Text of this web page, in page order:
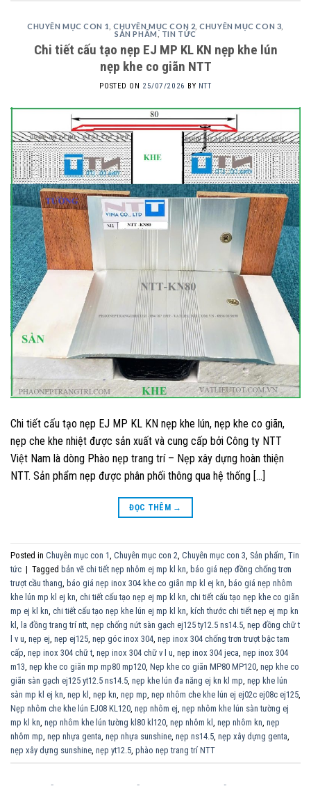
CHUYÊN MỤC CON 1 ,CHUYÊN MỤC CON 2 ,CHUYÊN MỤC CON 3
SẢN PHẨM , TIN TỨC
Chi tiết cấu tạo nẹp EJ MP KL KN nẹp khe lún
nẹp khe co giãn NTT
POSTED ON 25/07/2026 BY NTT
Chi tiết cấu tạo nẹp EJ MP KL KN nẹp khe lún, nẹp khe co giãn,
nẹp che khe nhiệt được sản xuất và cung cấp bởi Công ty NTT
Việt Nam là dòng Phào nẹp trang trí – Nẹp xây dựng hoàn thiện
NTT. Sản phẩm nẹp được phân phối thông qua hệ thống […]
ĐỌC THÊM →
Posted in Chuyên mục con 1 Chuyên mục con 2 Chuyên mục con 3 Sản phẩm Tin
tức | Tagged bản vẽ chi tiết nẹp nhôm ej mp kl kn báo giá nẹp đồng chống trơn
trượt cầu thang báo giá nẹp inox 304 khe co giãn mp kl ej kn báo giá nẹp nhôm
khe lún mp kl ej kn chi tiết cấu tạo nẹp ej mp kl kn chi tiết cấu tạo nẹp khe co giãn
mp ej kl kn chi tiết cấu tạo nẹp khe lún ej mp kl kn kích thước chi tiết nẹp ej mp kn
kl la đồng trang trí ntt nẹp chống nứt sàn gạch ej125 ty12.5 ns14.5 nẹp đồng chữ t
l v u nẹp ej nẹp ej125 nẹp góc inox 304 nẹp inox 304 chống trơn trượt bậc tam
cấp nẹp inox 304 chữ t nẹp inox 304 chữ v l u nẹp inox 304 jeca nẹp inox 304
m13 nẹp khe co giãn mp mp80 mp120 Nẹp khe co giãn MP80 MP120 nẹp khe co
giãn sàn gạch ej125 yt12.5 ns14.5 nẹp khe lún đa năng ej kn kl mp nẹp khe lún
sàn mp kl ej kn nẹp kl nẹp kn nẹp mp nẹp nhôm che khe lún ej ej02c ej08c ej125
Nẹp nhôm che khe lún EJ08 KL120 nẹp nhôm ej nẹp nhôm khe lún sàn tường ej
mp kl kn nẹp nhôm khe lún tường kl80 kl120 nẹp nhôm kl nẹp nhôm kn nẹp
nhôm mp nẹp nhựa genta nẹp nhựa sunshine nẹp ns14.5 nẹp xây dựng genta
nẹp xây dựng sunshine nẹp yt12.5 phào nẹp trang trí NTT